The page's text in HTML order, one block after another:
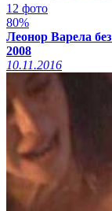
12 фото
80%
Леонор Варела
2008
10.11.2016